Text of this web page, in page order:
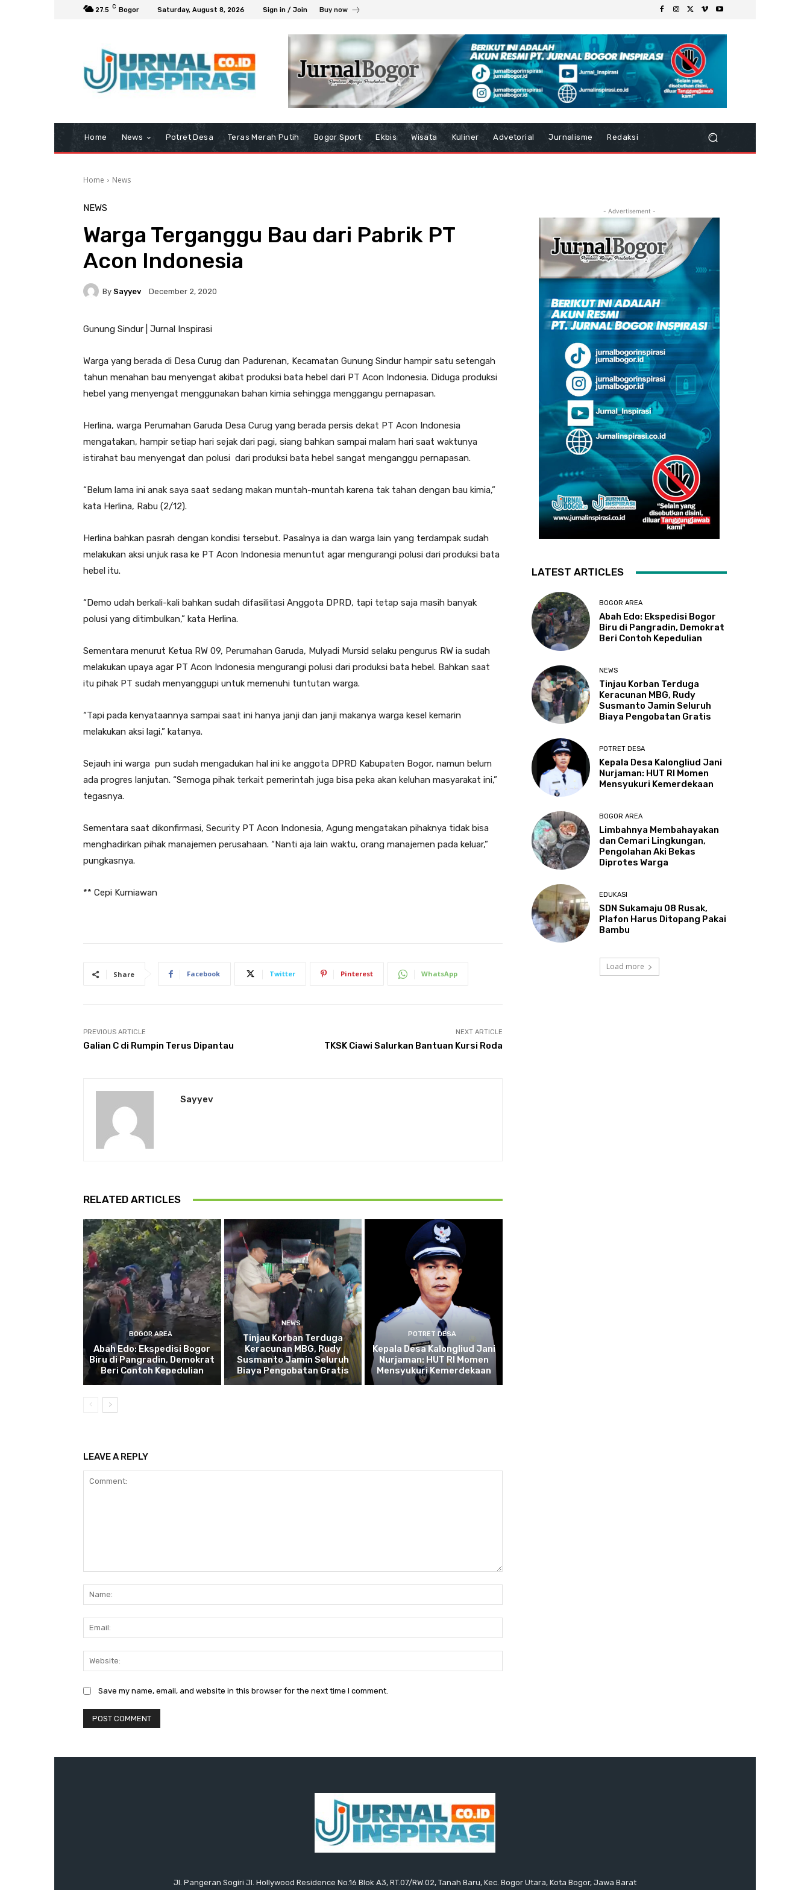
27.5 C Bogor Saturday, August 8, 2026 Sign in / Join Buy now
Home News Potret Desa Teras Merah Putih Bogor Sport Ekbis Wisata Kuliner Advetorial Jurnalisme Redaksi
Home News
NEWS
Warga Terganggu Bau dari Pabrik PT
Acon Indonesia
By Sayyev December 2, 2020
Gunung Sindur | Jurnal Inspirasi
Warga yang berada di Desa Curug dan Padurenan, Kecamatan Gunung Sindur hampir satu setengah
tahun menahan bau menyengat akibat produksi bata hebel dari PT Acon Indonesia. Diduga produksi
hebel yang menyengat menggunakan bahan kimia sehingga menggangu pernapasan.
Herlina, warga Perumahan Garuda Desa Curug yang berada persis dekat PT Acon Indonesia
mengatakan, hampir setiap hari sejak dari pagi, siang bahkan sampai malam hari saat waktunya
istirahat bau menyengat dan polusi dari produksi bata hebel sangat menganggu pernapasan.
“Belum lama ini anak saya saat sedang makan muntah-muntah karena tak tahan dengan bau kimia,”
kata Herlina, Rabu (2/12).
Herlina bahkan pasrah dengan kondisi tersebut. Pasalnya ia dan warga lain yang terdampak sudah
melakukan aksi unjuk rasa ke PT Acon Indonesia menuntut agar mengurangi polusi dari produksi bata
hebel itu.
“Demo udah berkali-kali bahkan sudah difasilitasi Anggota DPRD, tapi tetap saja masih banyak
polusi yang ditimbulkan,” kata Herlina.
Sementara menurut Ketua RW 09, Perumahan Garuda, Mulyadi Mursid selaku pengurus RW ia sudah
melakukan upaya agar PT Acon Indonesia mengurangi polusi dari produksi bata hebel. Bahkan saat
itu pihak PT sudah menyanggupi untuk memenuhi tuntutan warga.
“Tapi pada kenyataannya sampai saat ini hanya janji dan janji makanya warga kesel kemarin
melakukan aksi lagi,” katanya.
Sejauh ini warga pun sudah mengadukan hal ini ke anggota DPRD Kabupaten Bogor, namun belum
ada progres lanjutan. “Semoga pihak terkait pemerintah juga bisa peka akan keluhan masyarakat ini,”
tegasnya.
Sementara saat dikonfirmasi, Security PT Acon Indonesia, Agung mengatakan pihaknya tidak bisa
menghadirkan pihak manajemen perusahaan. “Nanti aja lain waktu, orang manajemen pada keluar,”
pungkasnya.
** Cepi Kurniawan
Share Facebook Twitter Pinterest WhatsApp
PREVIOUS ARTICLE
Galian C di Rumpin Terus Dipantau
NEXT ARTICLE
TKSK Ciawi Salurkan Bantuan Kursi Roda
Sayyev
RELATED ARTICLES
BOGOR AREA
Abah Edo: Ekspedisi Bogor
Biru di Pangradin, Demokrat
Beri Contoh Kepedulian
NEWS
Tinjau Korban Terduga
Keracunan MBG, Rudy
Susmanto Jamin Seluruh
Biaya Pengobatan Gratis
POTRET DESA
Kepala Desa Kalongliud Jani
Nurjaman: HUT RI Momen
Mensyukuri Kemerdekaan
LEAVE A REPLY
Save my name, email, and website in this browser for the next time I comment.
- Advertisement -
LATEST ARTICLES
BOGOR AREA
Abah Edo: Ekspedisi Bogor
Biru di Pangradin, Demokrat
Beri Contoh Kepedulian
NEWS
Tinjau Korban Terduga
Keracunan MBG, Rudy
Susmanto Jamin Seluruh
Biaya Pengobatan Gratis
POTRET DESA
Kepala Desa Kalongliud Jani
Nurjaman: HUT RI Momen
Mensyukuri Kemerdekaan
BOGOR AREA
Limbahnya Membahayakan
dan Cemari Lingkungan,
Pengolahan Aki Bekas
Diprotes Warga
EDUKASI
SDN Sukamaju 08 Rusak,
Plafon Harus Ditopang Pakai
Bambu
Load more
Jl. Pangeran Sogiri Jl. Hollywood Residence No.16 Blok A3, RT.07/RW.02, Tanah Baru, Kec. Bogor Utara, Kota Bogor, Jawa Barat